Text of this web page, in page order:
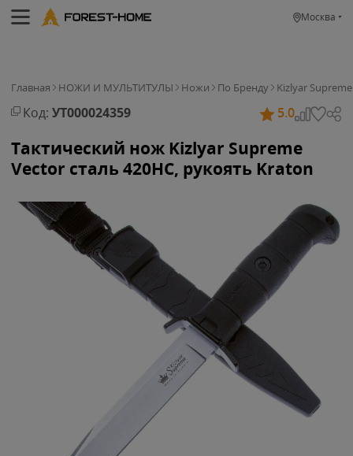
Москва
Главная НОЖИ И МУЛЬТИТУЛЫ Ножи По Бренду Kizlyar Supreme
Код: УТ000024359 5.0
Тактический нож Kizlyar Supreme
Vector сталь 420HC, рукоять Kraton